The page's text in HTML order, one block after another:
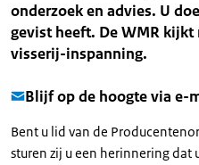
onderzoek en advies. U
gevist heeft. De WMR
visserij-inspanning.
Blijf op de hoogte via e-
Bent u lid van de
sturen zij u een herinnering dat